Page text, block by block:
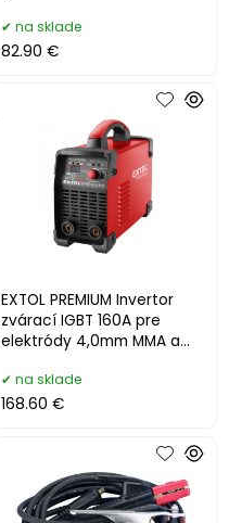
na sklade
82.90 €
EXTOL PREMIUM Invertor
zvárací IGBT 160A pre
elektródy 4,0mm MMA a
na sklade
168.60 €